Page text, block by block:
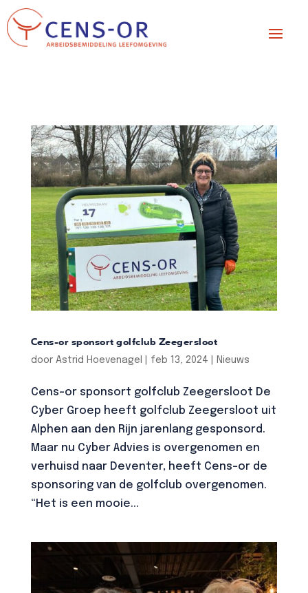
Cens-or sponsort golfclub Zeegersloot
door Astrid Hoevenagel feb 13, 2024 Nieuws
Cens-or sponsort golfclub Zeegersloot De
Cyber Groep heeft golfclub Zeegersloot uit
Alphen aan den Rijn jarenlang gesponsord.
Maar nu Cyber Advies is overgenomen en
verhuisd naar Deventer, heeft Cens-or de
sponsoring van de golfclub overgenomen.
“Het is een mooie...